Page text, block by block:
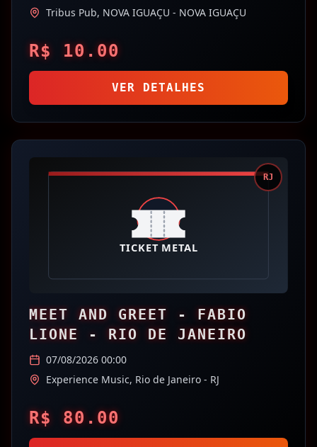
Tribus Pub, NOVA IGUAÇU - NOVA IGUAÇU
R$ 10.00
VER DETALHES
RJ
MEET AND GREET - FABIO
LIONE - RIO DE JANEIRO
07/08/2026 00:00
Experience Music, Rio de Janeiro - RJ
R$ 80.00